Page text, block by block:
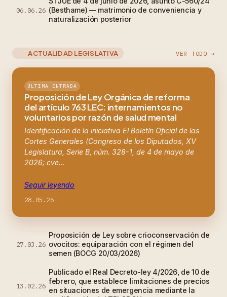
06.06.26 (Besthame) — matrimonio de conveniencia y
naturalización posterior
ACTUALIDAD LEGISLATIVA VER TODO →
ÚLTIMA ENTRADA
Proposición de Ley Orgánica de reforma
del artículo 763 LEC: internamientos no
voluntarios por razón de salud mental
Identificación de la iniciativa El Boletín Oficial de las
Cortes Generales (Congreso de los Diputados, XV
Legislatura, Serie B, núm. 328-1, de 4 de mayo de
2026; cve…
Seguir leyendo
28.05.26
27.03.26
Proposición de Ley sobre crioconservación de
ovocitos: equiparación con el régimen del
semen (BOCG 20/03/2026)
13.02.26
Publicado el Real Decreto-ley 4/2026, de 10 de
febrero, que establece limitaciones de precios
en situaciones de emergencia mediante la